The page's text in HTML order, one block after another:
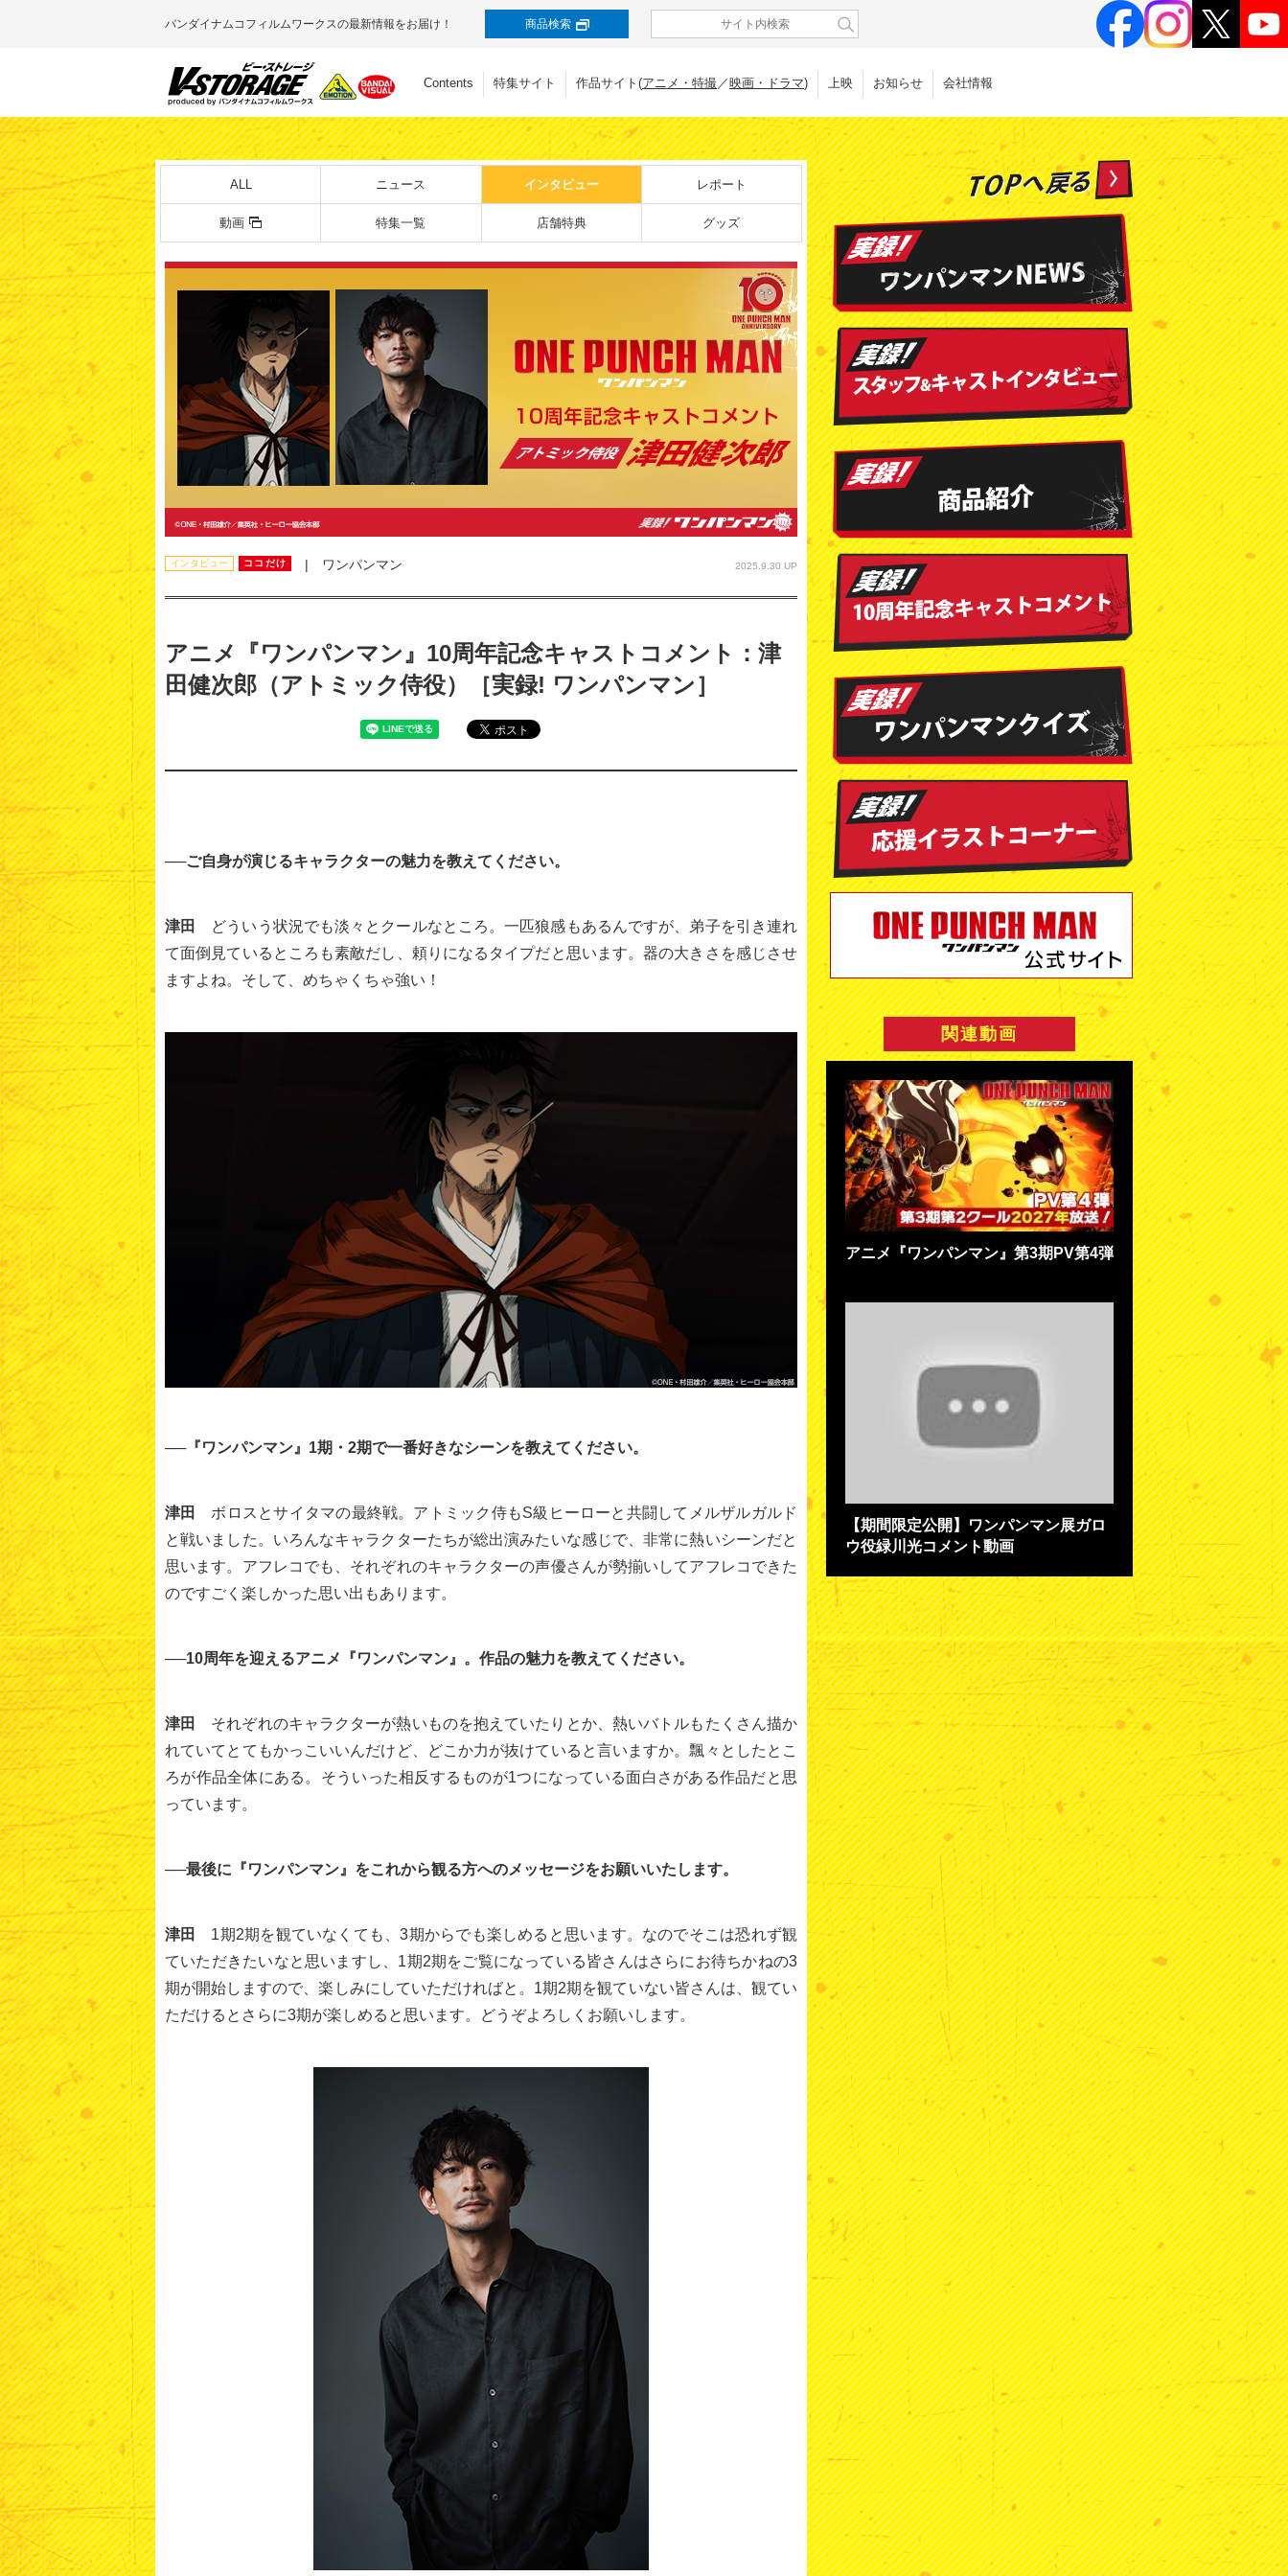
バンダイナムコフィルムワークスの最新情報をお届け！ 商品検索
Contents 特集サイト 作品サイト(アニメ・特撮／映画・ドラマ) 上映 お知らせ 会社情報
ALL ニュース インタビュー レポート
動画 特集一覧 店舗特典 グッズ
インタビュー ココだけ | ワンパンマン 2025.9.30 UP
アニメ『ワンパンマン』10周年記念キャストコメント：津
田健次郎（アトミック侍役）［実録! ワンパンマン］
──ご自身が演じるキャラクターの魅力を教えてください。
津田
どういう状況でも淡々とクールなところ。一匹狼感もあるんですが、弟子を引き連れ
て面倒見ているところも素敵だし、頼りになるタイプだと思います。器の大きさを感じさせ
ますよね。そして、めちゃくちゃ強い！
──『ワンパンマン』1期・2期で一番好きなシーンを教えてください。
津田
ボロスとサイタマの最終戦。アトミック侍もS級ヒーローと共闘してメルザルガルド
と戦いました。いろんなキャラクターたちが総出演みたいな感じで、非常に熱いシーンだと
思います。アフレコでも、それぞれのキャラクターの声優さんが勢揃いしてアフレコできた
のですごく楽しかった思い出もあります。
──10周年を迎えるアニメ『ワンパンマン』。作品の魅力を教えてください。
津田
それぞれのキャラクターが熱いものを抱えていたりとか、熱いバトルもたくさん描か
れていてとてもかっこいいんだけど、どこか力が抜けていると言いますか。飄々としたとこ
ろが作品全体にある。そういった相反するものが1つになっている面白さがある作品だと思
っています。
──最後に『ワンパンマン』をこれから観る方へのメッセージをお願いいたします。
津田
1期2期を観ていなくても、3期からでも楽しめると思います。なのでそこは恐れず観
ていただきたいなと思いますし、1期2期をご覧になっている皆さんはさらにお待ちかねの3
期が開始しますので、楽しみにしていただければと。1期2期を観ていない皆さんは、観てい
ただけるとさらに3期が楽しめると思います。どうぞよろしくお願いします。
関連動画
アニメ『ワンパンマン』第3期PV第4弾
【期間限定公開】ワンパンマン展ガロ
ウ役緑川光コメント動画